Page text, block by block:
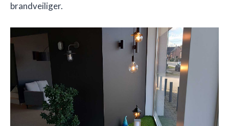
brandveiliger.